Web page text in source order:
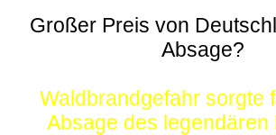
Großer Preis von
Absage?
Waldbrandgefahr sorgte
Absage des legendären